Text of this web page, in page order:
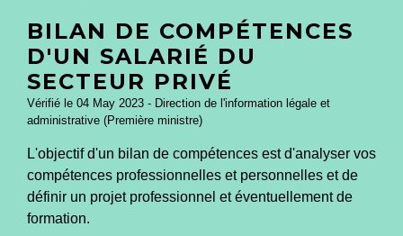
BILAN DE COMPÉTENCES
D'UN SALARIÉ DU
SECTEUR PRIVÉ
Vérifié le 04 May 2023 - Direction de l'information légale et
administrative (Première ministre)
L'objectif d'un bilan de compétences est d'analyser vos
compétences professionnelles et personnelles et de
définir un projet professionnel et éventuellement de
formation.